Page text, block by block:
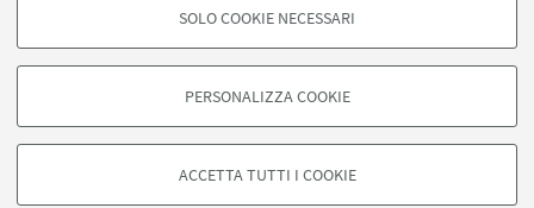
COOKIE DI PROFILAZIONE - FACOLTATIVI
degli utenti, creare profili in base al loro comportamento sul sito, per analisi
di marketing.
SOLO COOKIE NECESSARI
PERSONALIZZA COOKIE
ACCETTA TUTTI I COOKIE
Seguici su:
Privacy- Note legali -Impostazioni Cookie